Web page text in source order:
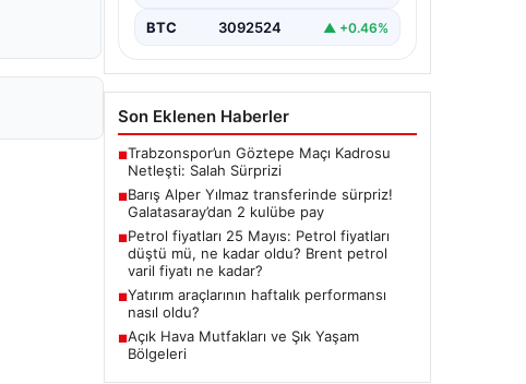
BTC 3092524 ▲ +0.46%
Son Eklenen Haberler
■Trabzonspor’un Göztepe Maçı Kadrosu
Netleşti: Salah Sürprizi
■Barış Alper Yılmaz transferinde sürpriz!
Galatasaray’dan 2 kulübe pay
■Petrol fiyatları 25 Mayıs: Petrol fiyatları
düştü mü, ne kadar oldu? Brent petrol
varil fiyatı ne kadar?
■Yatırım araçlarının haftalık performansı
nasıl oldu?
■Açık Hava Mutfakları ve Şık Yaşam
Bölgeleri